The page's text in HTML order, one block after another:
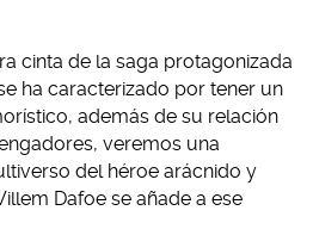
cinta de la saga protagonizada
ha caracterizado por tener un
además de su relación
veremos una
del héroe arácnido y
Dafoe se añade a ese